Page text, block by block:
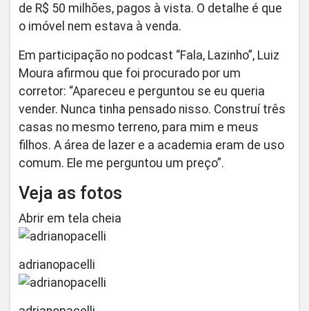
de R$ 50 milhões, pagos à vista. O detalhe é que
o imóvel nem estava à venda.
Em participação no podcast “Fala, Lazinho”, Luiz
Moura afirmou que foi procurado por um
corretor: “Apareceu e perguntou se eu queria
vender. Nunca tinha pensado nisso. Construí três
casas no mesmo terreno, para mim e meus
filhos. A área de lazer e a academia eram de uso
comum. Ele me perguntou um preço”.
Veja as fotos
Abrir em tela cheia
adrianopacelli